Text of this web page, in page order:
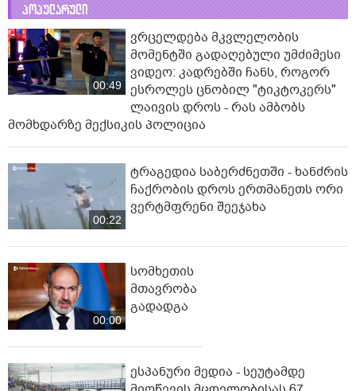
პოპულარული
00:49
ვრცელდება მკვლელობის
მომენტში გადაღებული უმძიმესი
ვიდეო: კადრებში ჩანს, როგორ
ესროლეს ცნობილ "ტიკტოკერს"
ლაივის დროს - რას ამბობს
მომხდარზე მექსიკის პოლიცია
00:22
ტრაგედია საბერძნეთში - ხანძრის
ჩაქრობის დროს ერთმანეთს ორი
ვერტმფრენი შეეჯახა
00:00
სომხეთის
მთავრობა
გადადგა
ესპანური მედია - სეუტამდე